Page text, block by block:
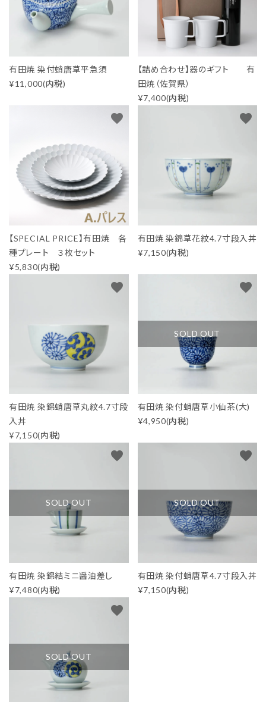
有田焼 染付蛸唐草平急須
¥11,000(内税)
【詰め合わせ】器のギフト 有
田焼（佐賀県）
¥7,400(内税)
【SPECIAL PRICE】有田焼 各
種プレート ３枚セット
¥5,830(内税)
favorite
有田焼 染錦草花紋4.7寸段入丼
¥7,150(内税)
favorite
有田焼 染錦蛸唐草丸紋4.7寸段
入丼
¥7,150(内税)
favorite
SOLD OUT
有田焼 染付蛸唐草小仙茶(大)
¥4,950(内税)
favorite
SOLD OUT
有田焼 染錦結ミニ醤油差し
¥7,480(内税)
favorite
SOLD OUT
有田焼 染付蛸唐草4.7寸段入丼
¥7,150(内税)
favorite
SOLD OUT
favorite